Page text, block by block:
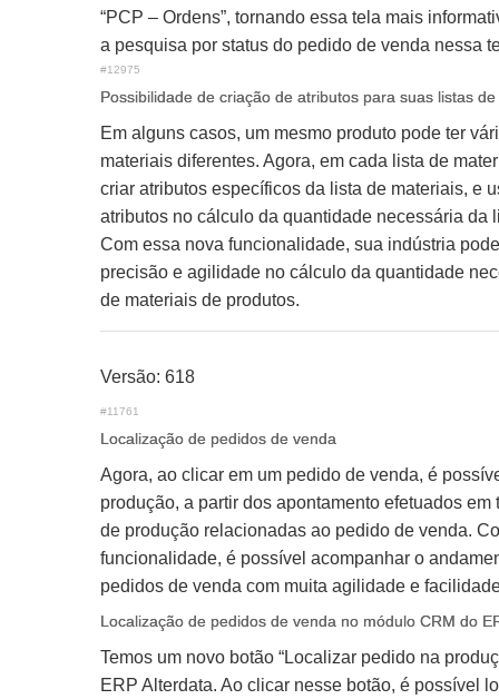
“PCP – Ordens”, tornando essa tela mais
a pesquisa por status do pedido de venda nessa
#12975
Possibilidade de criação de atributos para suas listas
Em alguns casos, um mesmo produto pode ter
materiais diferentes. Agora, em cada lista de
criar atributos específicos da lista de materiais, e
atributos no cálculo da quantidade necessária da
Com essa nova funcionalidade, sua indústria
precisão e agilidade no cálculo da quantidade
de materiais de produtos.
Versão: 618
#11761
Localização de pedidos de venda
Agora, ao clicar em um pedido de venda, é
produção, a partir dos apontamento efetuados em
de produção relacionadas ao pedido de venda.
funcionalidade, é possível acompanhar o
pedidos de venda com muita agilidade e
Localização de pedidos de venda no módulo CRM do
Temos um novo botão “Localizar pedido na
ERP Alterdata. Ao clicar nesse botão, é possível